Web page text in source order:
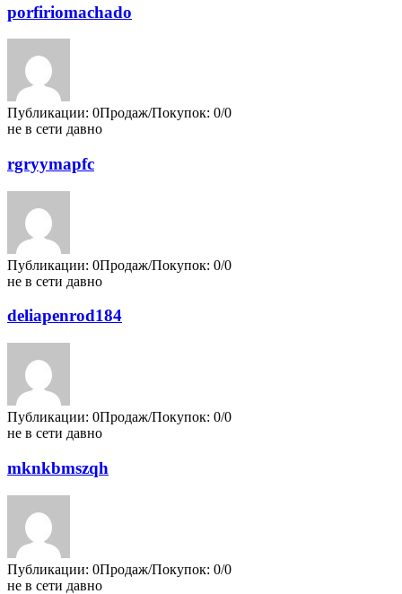
porfiriomachado
Публикации: 0Продаж/Покупок: 0/0
не в сети давно
rgryymapfc
Публикации: 0Продаж/Покупок: 0/0
не в сети давно
deliapenrod184
Публикации: 0Продаж/Покупок: 0/0
не в сети давно
mknkbmszqh
Публикации: 0Продаж/Покупок: 0/0
не в сети давно